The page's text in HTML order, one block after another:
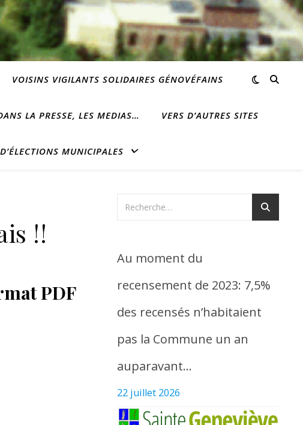
VOISINS VIGILANTS SOLIDAIRES GÉNOVÉFAINS
LA PRESSE, LES MEDIAS… VERS D’AUTRES SITES
MUNICIPALES
!!
de Beauvais !!
PDF
Au moment du
recensement de 2023: 7,5%
des recensés n’habitaient
pas la Commune un an
auparavant…
22 juillet 2026